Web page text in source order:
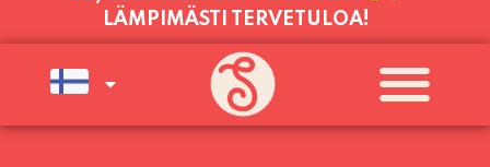
SAAKKA JONKA JÄLKEEN OLEMME
AVOINNA VIIKONLOPPUISIN (PE-
SU) ELOKUUN LOPPUUN ASTI
LÄMPIMÄSTI TERVETULOA!